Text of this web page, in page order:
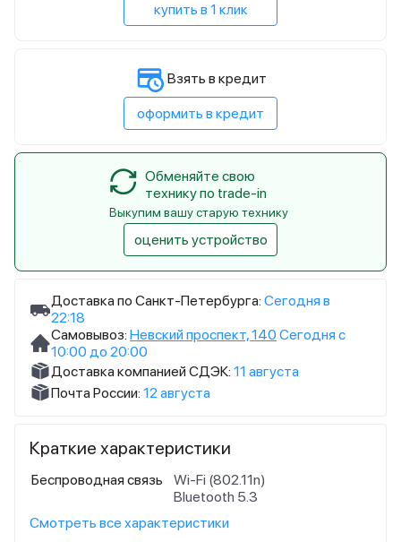
Доставка по Санкт-Петербурга: Сегодня в
22:18
Самовывоз: Невский проспект, 140 Сегодня с
10:00 до 20:00
Доставка компанией СДЭК: 11 августа
Почта России: 12 августа
Краткие характеристики
Беспроводная связь
Wi-Fi (802.11n)
Bluetooth 5.3
Смотреть все характеристики
купить в 1 клик
Взять в кредит
оформить в кредит
Обменяйте свою
технику по trade-in
Выкупим вашу старую технику
оценить устройство